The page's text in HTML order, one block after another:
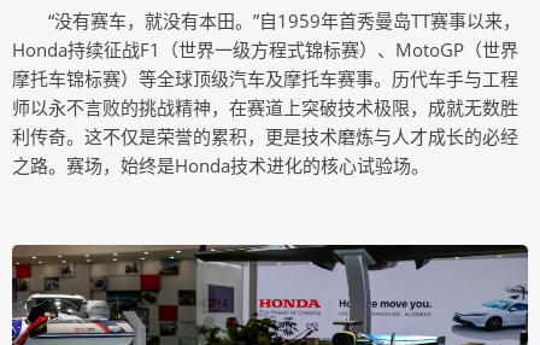
“没有赛车，就没有本田。”自1959年首秀曼岛TT赛事以来，
Honda持续征战F1（世界一级方程式锦标赛）、MotoGP（世界
摩托车锦标赛）等全球顶级汽车及摩托车赛事。历代车手与工程
师以永不言败的挑战精神，在赛道上突破技术极限，成就无数胜
利传奇。这不仅是荣誉的累积，更是技术磨炼与人才成长的必经
之路。赛场，始终是Honda技术进化的核心试验场。